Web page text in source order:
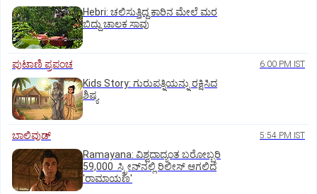
Hebri: ಚಲಿಸುತ್ತಿದ್ದ ಕಾರಿನ ಮೇಲೆ ಮರ
ಬಿದ್ದು ಚಾಲಕ ಸಾವು
ಪುಟಾಣಿ ಪ್ರಪಂಚ 6:00 PM IST
Kids Story: ಗುರುಪತ್ನಿಯನ್ನು ರಕ್ಷಿಸಿದ
ಶಿಷ್ಯ
ಬಾಲಿವುಡ್‌ 5:54 PM IST
Ramayana: ವಿಶ್ವದಾದ್ಯಂತ ಬರೋಬ್ಬರಿ
59,000 ಸ್ಕ್ರೀನ್‌ನಲ್ಲಿ ರಿಲೀಸ್‌ ಆಗಲಿದೆ
'ರಾಮಾಯಣ'